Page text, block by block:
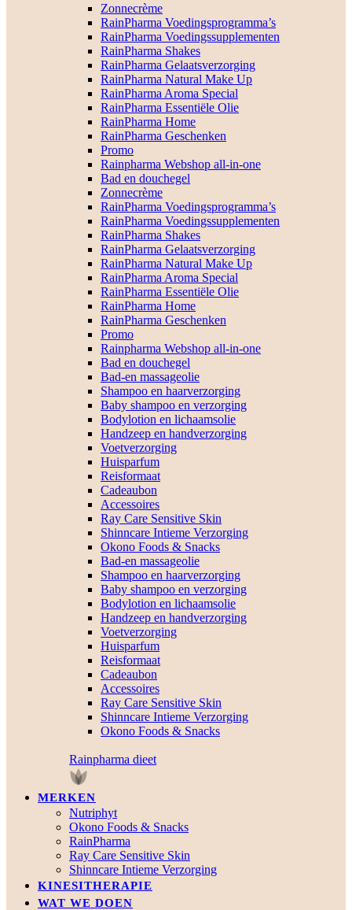
Zonnecrème
RainPharma Voedingsprogramma’s
RainPharma Voedingssupplementen
RainPharma Shakes
RainPharma Gelaatsverzorging
RainPharma Natural Make Up
RainPharma Aroma Special
RainPharma Essentiële Olie
RainPharma Home
RainPharma Geschenken
Promo
Rainpharma Webshop all-in-one
Bad en douchegel
Zonnecrème
RainPharma Voedingsprogramma’s
RainPharma Voedingssupplementen
RainPharma Shakes
RainPharma Gelaatsverzorging
RainPharma Natural Make Up
RainPharma Aroma Special
RainPharma Essentiële Olie
RainPharma Home
RainPharma Geschenken
Promo
Rainpharma Webshop all-in-one
Bad en douchegel
Bad-en massageolie
Shampoo en haarverzorging
Baby shampoo en verzorging
Bodylotion en lichaamsolie
Handzeep en handverzorging
Voetverzorging
Huisparfum
Reisformaat
Cadeaubon
Accessoires
Ray Care Sensitive Skin
Shinncare Intieme Verzorging
Okono Foods & Snacks
Bad-en massageolie
Shampoo en haarverzorging
Baby shampoo en verzorging
Bodylotion en lichaamsolie
Handzeep en handverzorging
Voetverzorging
Huisparfum
Reisformaat
Cadeaubon
Accessoires
Ray Care Sensitive Skin
Shinncare Intieme Verzorging
Okono Foods & Snacks
Rainpharma dieet
MERKEN
Nutriphyt
Okono Foods & Snacks
RainPharma
Ray Care Sensitive Skin
Shinncare Intieme Verzorging
KINESITHERAPIE
WAT WE DOEN